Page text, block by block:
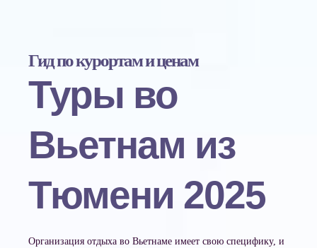
Гид по курортам и ценам
Туры во
Вьетнам из
Тюмени 2025
Организация отдыха во Вьетнаме имеет свою специфику, и